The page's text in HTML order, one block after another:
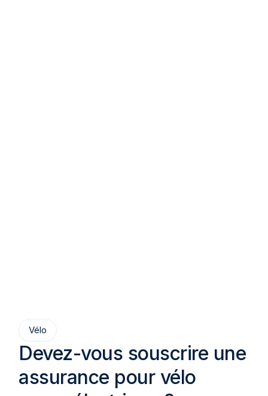
Vélo
Devez-vous souscrire une
assurance pour vélo